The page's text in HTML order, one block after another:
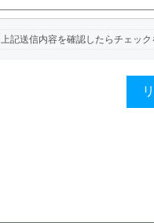
上記送信内容を確認したらチェッ